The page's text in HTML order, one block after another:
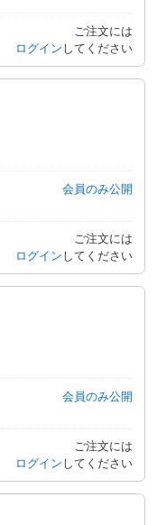
ご注文には
ログイン してください
会員のみ公開
ご注文には
ログイン してください
会員のみ公開
ご注文には
ログイン してください